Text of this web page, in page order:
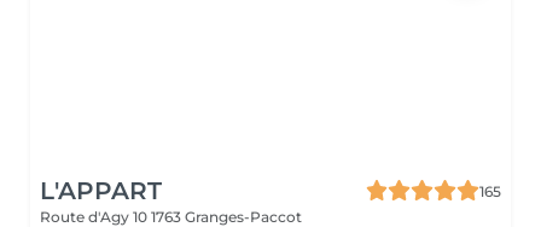
L'APPART
165
Route d'Agy 10 1763 Granges-Paccot